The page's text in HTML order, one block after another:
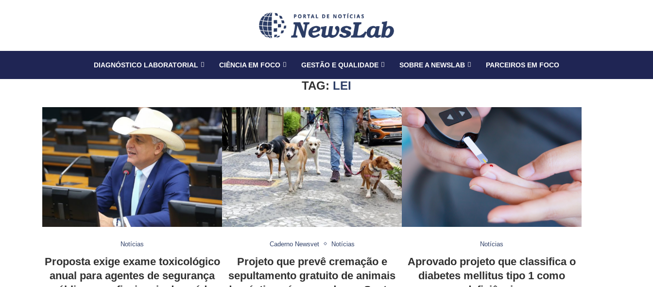
DIAGNÓSTICO LABORATORIAL CIÊNCIA EM FOCO GESTÃO E QUALIDADE SOBRE A NEWSLAB PARCEIROS EM FOCO
TAG: LEI
Notícias
Proposta exige exame toxicológico
anual para agentes de segurança
Caderno Newsvet Notícias
Projeto que prevê cremação e
sepultamento gratuito de animais
Notícias
Aprovado projeto que classifica o
diabetes mellitus tipo 1 como